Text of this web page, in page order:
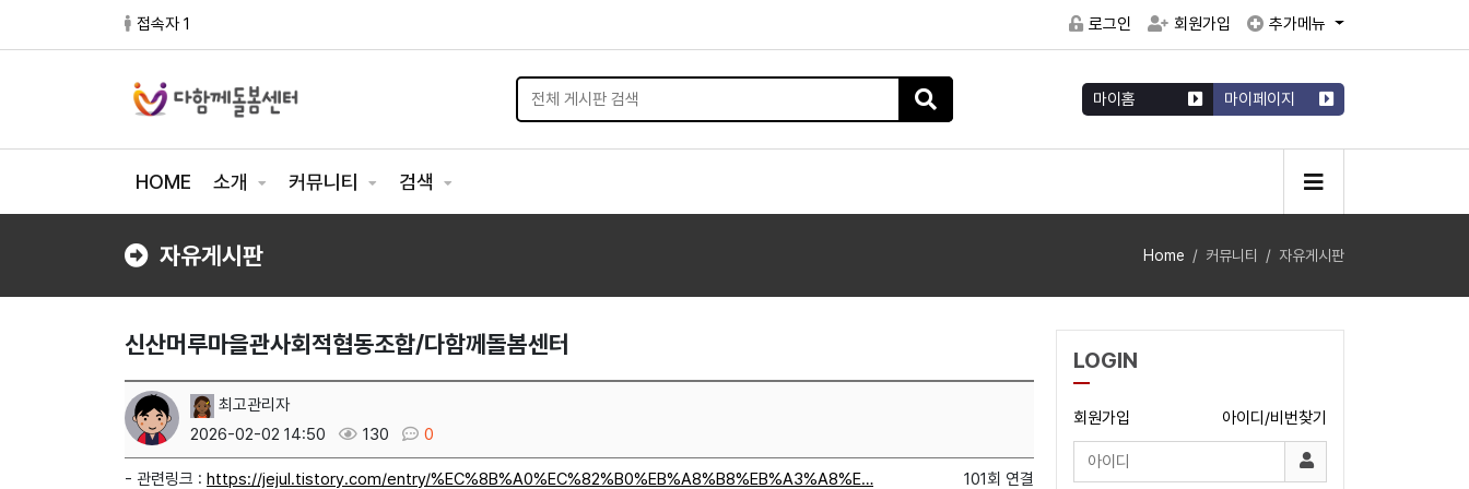
접속자 1 로그인 회원가입 추가메뉴
마이홈 마이페이지
HOME 소개 커뮤니티 검색
자유게시판 Home 커뮤니티 자유게시판
신산머루마을관사회적협동조합/다함께돌봄센터
최고관리자
2026-02-02 14:50
130 0
- 관련링크 : https://jejul.tistory.com/entry/%EC%8B%A0%EC%82%B0%EB%A8%B8%EB%A3%A8%E… 101회 연결
LOGIN
회원가입 아이디/비번찾기